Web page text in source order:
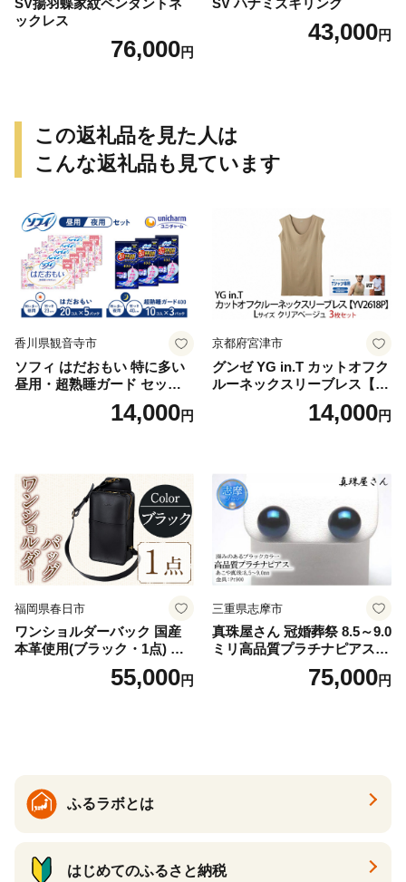
SV揚羽蝶家紋ペンダントネ
ックレス
76,000円
SV ハナミズキリング
43,000円
この返礼品を見た人は
こんな返礼品も見ています
香川県観音寺市
ソフィ はだおもい 特に多い
昼用・超熟睡ガード セット
羽付き ナプキン 生理用品 サ
ニタリー ユニ・チャーム
14,000円
京都府宮津市
グンゼ YG in.T カットオフク
ルーネックスリーブレス【Y
V2618P】Lサイズ クリアベ
ージュ3枚セット [№5716-04
14,000円
福岡県春日市
ワンショルダーバック 国産
本革使用(ブラック・1点) 鞄
バック バッグ カバン レザー
国産 日本製 牛革 黒 革 革製
55,000円
三重県志摩市
真珠屋さん 冠婚葬祭 8.5～9.0
ミリ高品質プラチナピアス P
t900 志摩産アコヤ真珠 ブラ
ックパール 黒真珠75,000円
ふるラボとは
はじめてのふるさと納税